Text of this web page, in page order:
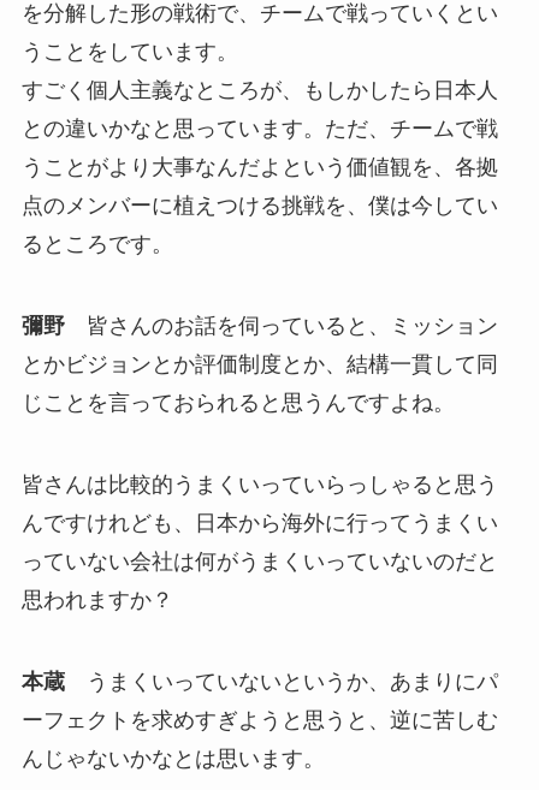
を分解した形の戦術で、チームで戦っていくとい
うことをしています。
すごく個人主義なところが、もしかしたら日本人
との違いかなと思っています。ただ、チームで戦
うことがより大事なんだよという価値観を、各拠
点のメンバーに植えつける挑戦を、僕は今してい
るところです。
彌野皆さんのお話を伺っていると、ミッション
とかビジョンとか評価制度とか、結構一貫して同
じことを言っておられると思うんですよね。
皆さんは比較的うまくいっていらっしゃると思う
んですけれども、日本から海外に行ってうまくい
っていない会社は何がうまくいっていないのだと
思われますか？
本蔵うまくいっていないというか、あまりにパ
ーフェクトを求めすぎようと思うと、逆に苦しむ
んじゃないかなとは思います。